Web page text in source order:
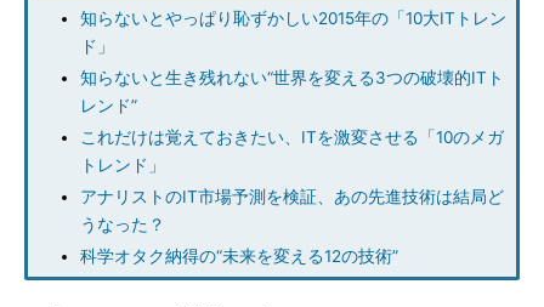
知らないとやっぱり恥ずかしい2015年の「10大ITトレン
ド」
知らないと生き残れない“世界を変える3つの破壊的ITト
レンド”
これだけは覚えておきたい、ITを激変させる「10のメガ
トレンド」
アナリストのIT市場予測を検証、あの先進技術は結局ど
うなった？
科学オタク納得の“未来を変える12の技術”